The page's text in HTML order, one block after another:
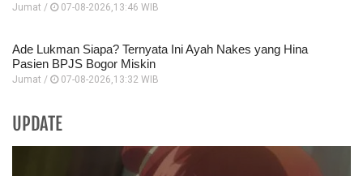
Jumat / 07-08-2026,13:46 WIB
Ade Lukman Siapa? Ternyata Ini Ayah Nakes yang Hina
Pasien BPJS Bogor Miskin
Jumat / 07-08-2026,13:32 WIB
UPDATE